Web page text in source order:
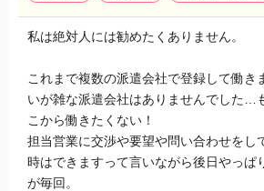
私は絶対人には勧めたくありません。
これまで複数の派遣会社で登録して働き
いが雑な派遣会社はありませんでした…
こから働きたくない！
担当営業に交渉や要望や問い合わせをし
時はできますって言いながら後日やっぱ
が毎回。